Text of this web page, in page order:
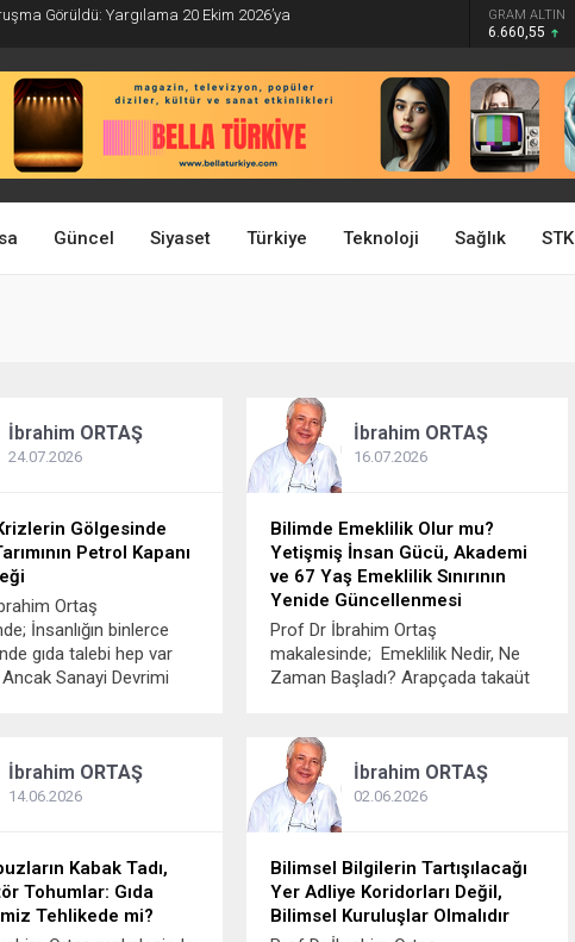
Görüldü: Yargılama 20 Ekim 2026’ya
GRAM ALTIN
6.660,55
Güncel Siyaset Türkiye Teknoloji Sağlık STK
İbrahim ORTAŞ
24.07.2026
Gölgesinde
Petrol Kapanı
Ortaş
İnsanlığın binlerce
gıda talebi hep var
Sanayi Devrimi
Dünya nüfusu son 70
8 milyara
İbrahim ORTAŞ
16.07.2026
Bilimde Emeklilik Olur mu?
Yetişmiş İnsan Gücü, Akademi
ve 67 Yaş Emeklilik Sınırının
Yenide Güncellenmesi
Prof Dr İbrahim Ortaş
makalesinde; Emeklilik Nedir, Ne
Zaman Başladı? Arapçada takaüt
o zamana kadar öngörülen
çalışma süresi içinde ödenen
primleri tamamladıktan sonra aktif
çalışma hayatından çekilerek
İbrahim ORTAŞ
14.06.2026
Kabak Tadı,
Tohumlar: Gıda
Tehlikede mi?
İbrahim ORTAŞ
02.06.2026
Bilimsel Bilgilerin Tartışılacağı
Yer Adliye Koridorları Değil,
Bilimsel Kuruluşlar Olmalıdır